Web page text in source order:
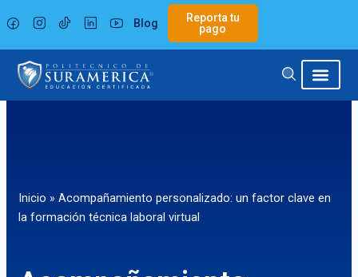
al
contenido
Blog
Reporta tu
pago
Inicio » Acompañamiento personalizado: un factor clave en
la formación técnica laboral virtual